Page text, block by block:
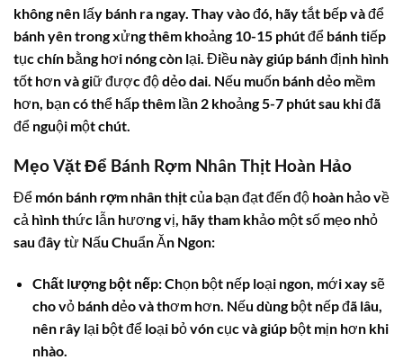
không nên lấy bánh ra ngay. Thay vào đó, hãy tắt bếp và để
bánh yên trong xửng thêm khoảng 10-15 phút để bánh tiếp
tục chín bằng hơi nóng còn lại. Điều này giúp bánh định hình
tốt hơn và giữ được độ dẻo dai. Nếu muốn bánh dẻo mềm
hơn, bạn có thể hấp thêm lần 2 khoảng 5-7 phút sau khi đã
để nguội một chút.
Mẹo Vặt Để Bánh Rợm Nhân Thịt Hoàn Hảo
Để món bánh rợm nhân thịtcủa bạn đạt đến độ hoàn hảo về
cả hình thức lẫn hương vị, hãy tham khảo một số mẹo nhỏ
sau đây từ Nấu Chuẩn Ăn Ngon:
Chất lượng bột nếp:Chọn bột nếp loại ngon, mới xay sẽ
cho vỏ bánh dẻo và thơm hơn. Nếu dùng bột nếp đã lâu,
nên rây lại bột để loại bỏ vón cục và giúp bột mịn hơn khi
nhào.